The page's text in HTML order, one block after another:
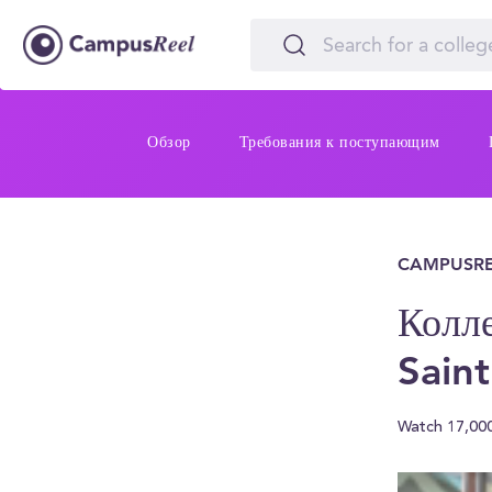
Обзор Требования к поступающим
Watch